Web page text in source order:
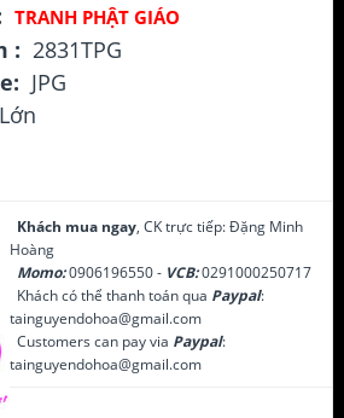
TRANH PHẬT GIÁO
: 2831TPG
JPG
Lớn
Khách mua ngay, CK trực tiếp: Đặng Minh
Hoàng
Momo:0906196550 - VCB:0291000250717
Khách có thể thanh toán qua Paypal:
tainguyendohoa@gmail.com
Customers can pay via Paypal:
tainguyendohoa@gmail.com